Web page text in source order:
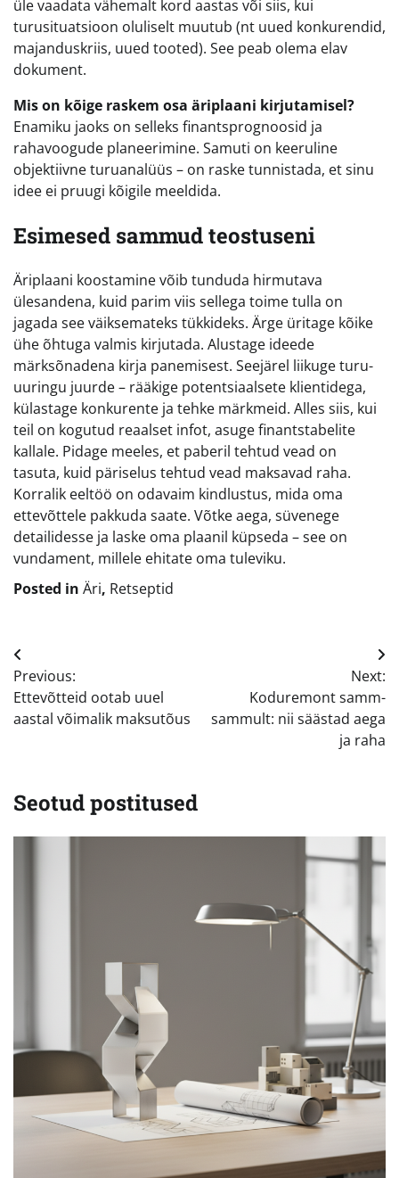
üle vaadata vähemalt kord aastas või siis, kui
turusituatsioon oluliselt muutub (nt uued konkurendid,
majanduskriis, uued tooted). See peab olema elav
dokument.
Mis on kõige raskem osa äriplaani kirjutamisel?
Enamiku jaoks on selleks finantsprognoosid ja
rahavoogude planeerimine. Samuti on keeruline
objektiivne turuanalüüs – on raske tunnistada, et sinu
idee ei pruugi kõigile meeldida.
Esimesed sammud teostuseni
Äriplaani koostamine võib tunduda hirmutava
ülesandena, kuid parim viis sellega toime tulla on
jagada see väiksemateks tükkideks. Ärge üritage kõike
ühe õhtuga valmis kirjutada. Alustage ideede
märksõnadena kirja panemisest. Seejärel liikuge turu-
uuringu juurde – rääkige potentsiaalsete klientidega,
külastage konkurente ja tehke märkmeid. Alles siis, kui
teil on kogutud reaalset infot, asuge finantstabelite
kallale. Pidage meeles, et paberil tehtud vead on
tasuta, kuid päriselus tehtud vead maksavad raha.
Korralik eeltöö on odavaim kindlustus, mida oma
ettevõttele pakkuda saate. Võtke aega, süvenege
detailidesse ja laske oma plaanil küpseda – see on
vundament, millele ehitate oma tuleviku.
Posted in Äri, Retseptid
Navigeerimine
Previous:
Ettevõtteid ootab uuel
aastal võimalik maksutõus
Next:
Koduremont samm-
sammult: nii säästad aega
ja raha
Seotud postitused